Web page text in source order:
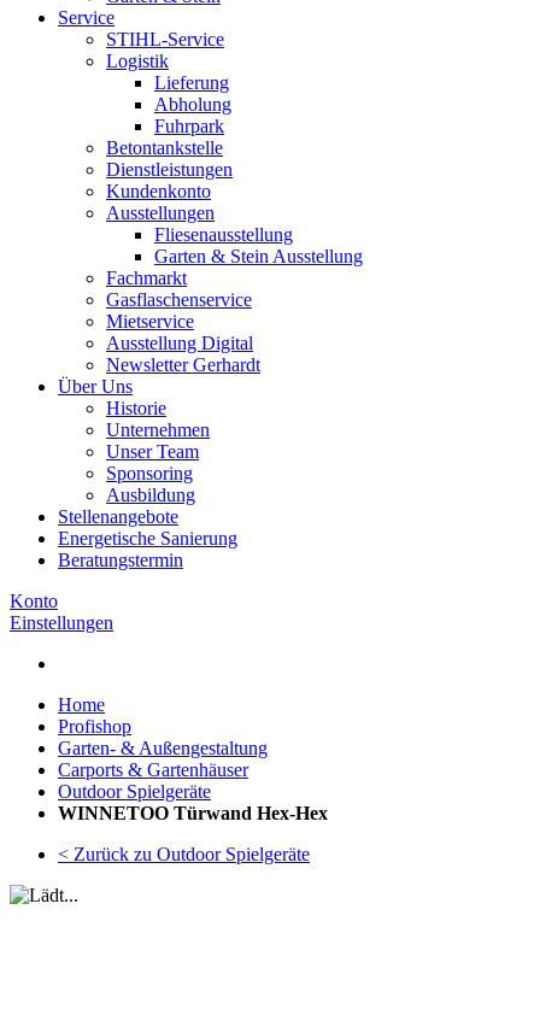
Service
STIHL-Service
Logistik
Lieferung
Abholung
Fuhrpark
Betontankstelle
Dienstleistungen
Kundenkonto
Ausstellungen
Fliesenausstellung
Garten & Stein Ausstellung
Fachmarkt
Gasflaschenservice
Mietservice
Ausstellung Digital
Newsletter Gerhardt
Über Uns
Historie
Unternehmen
Unser Team
Sponsoring
Ausbildung
Stellenangebote
Energetische Sanierung
Beratungstermin
Konto
Einstellungen
Home
Profishop
Garten- & Außengestaltung
Carports & Gartenhäuser
Outdoor Spielgeräte
WINNETOO Türwand Hex-Hex
< Zurück zu Outdoor Spielgeräte